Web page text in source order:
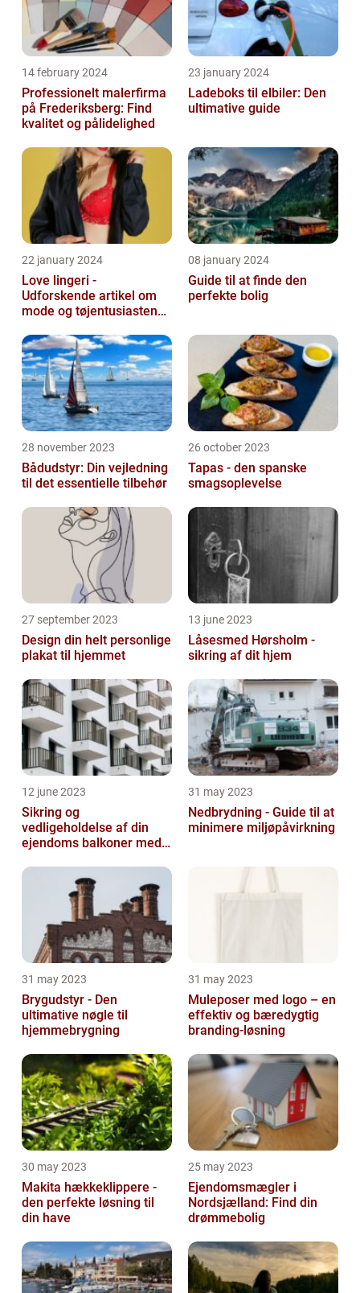
14 february 2024
Professionelt malerfirma
på Frederiksberg: Find
kvalitet og pålidelighed
23 january 2024
Ladeboks til elbiler: Den
ultimative guide
22 january 2024
Love lingeri -
Udforskende artikel om
mode og tøjentusiastens
08 january 2024
Guide til at finde den
perfekte bolig
28 november 2023
Bådudstyr: Din vejledning
til det essentielle tilbehør
26 october 2023
Tapas - den spanske
smagsoplevelse
27 september 2023
Design din helt personlige
plakat til hjemmet
13 june 2023
Låsesmed Hørsholm -
sikring af dit hjem
12 june 2023
Sikring og
vedligeholdelse af din
ejendoms balkoner med
31 may 2023
Nedbrydning - Guide til at
minimere miljøpåvirkning
31 may 2023
Brygudstyr - Den
ultimative nøgle til
hjemmebrygning
31 may 2023
Muleposer med logo – en
effektiv og bæredygtig
branding-løsning
30 may 2023
Makita hækkeklippere -
den perfekte løsning til
din have
25 may 2023
Ejendomsmægler i
Nordsjælland: Find din
drømmebolig